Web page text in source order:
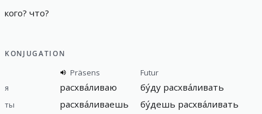
кого? что?
KONJUGATION
Präsens
Futur
я
расхва́ливаю бу́ду расхва́ливать
ты расхва́ливаешь бу́дешь расхва́ливать